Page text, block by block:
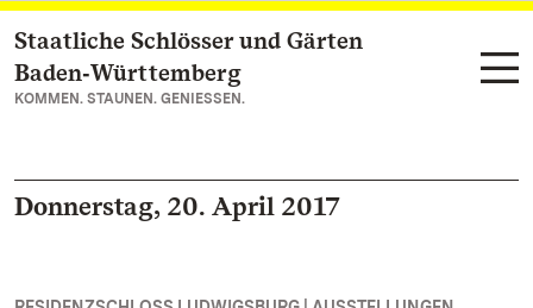
Zum Hauptinhalt springen
Staatliche Schlösser und Gärten
Baden‑Württemberg
KOMMEN. STAUNEN. GENIESSEN.
Donnerstag, 20. April 2017